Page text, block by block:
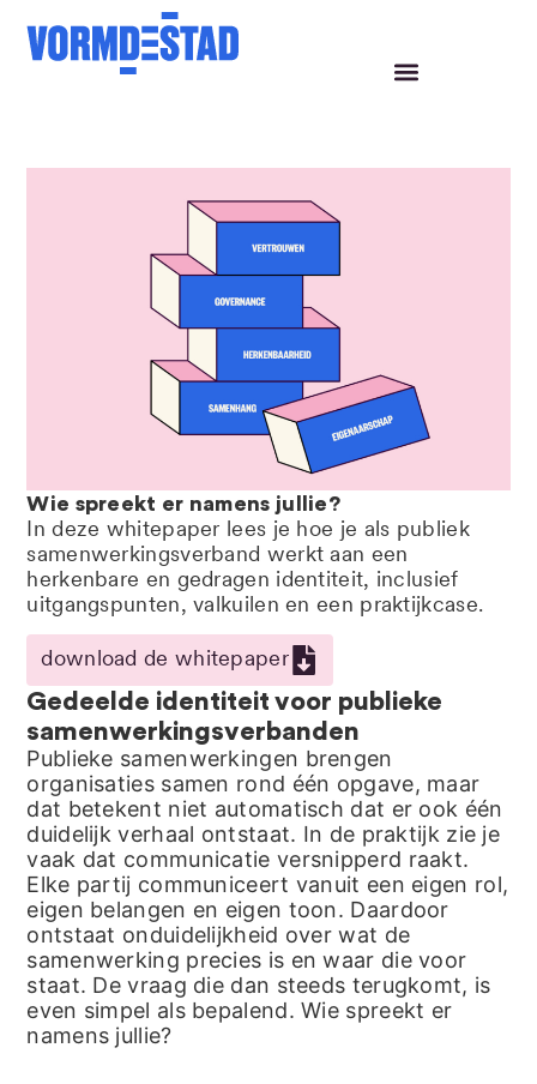
Wie spreekt er namens jullie?
In deze whitepaper lees je hoe je als publiek
samenwerkingsverband werkt aan een
herkenbare en gedragen identiteit, inclusief
uitgangspunten, valkuilen en een praktijkcase.
download de whitepaper
Gedeelde identiteit voor publieke
samenwerkingsverbanden
Publieke samenwerkingen brengen
organisaties samen rond één opgave, maar
dat betekent niet automatisch dat er ook één
duidelijk verhaal ontstaat. In de praktijk zie je
vaak dat communicatie versnipperd raakt.
Elke partij communiceert vanuit een eigen rol,
eigen belangen en eigen toon. Daardoor
ontstaat onduidelijkheid over wat de
samenwerking precies is en waar die voor
staat. De vraag die dan steeds terugkomt, is
even simpel als bepalend. Wie spreekt er
namens jullie?